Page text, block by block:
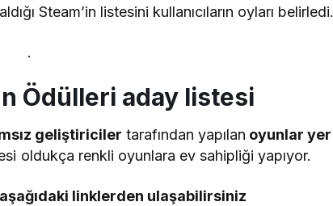
Steam’in listesini kullanıcıların oyları belirledi.
.
Ödülleri aday listesi
geliştiriciler tarafından yapılan oyunlar yer
oldukça renkli oyunlara ev sahipliği yapıyor.
linklerden ulaşabilirsiniz